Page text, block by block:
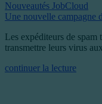
Nouveautés JobCloud
Une nouvelle campagne
Les expéditeurs de
transmettre leurs virus
continuer la lecture